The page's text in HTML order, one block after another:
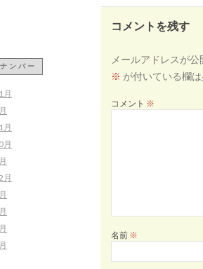
ン
コメントを残す
メールアドレスが
※ が付いている欄
コメント ※
名前 ※
ンバー
月
月
月
月